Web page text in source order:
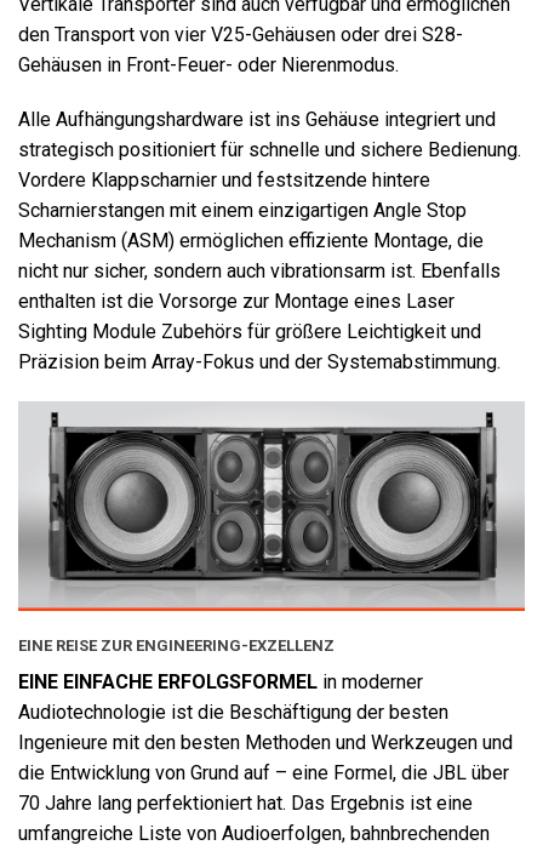
den Transport von vier V25-Gehäusen oder drei S28-
Gehäusen in Front-Feuer- oder Nierenmodus.
Alle Aufhängungshardware ist ins Gehäuse integriert und
strategisch positioniert für schnelle und sichere Bedienung.
Vordere Klappscharnier und festsitzende hintere
Scharnierstangen mit einem einzigartigen Angle Stop
Mechanism (ASM) ermöglichen effiziente Montage, die
nicht nur sicher, sondern auch vibrationsarm ist. Ebenfalls
enthalten ist die Vorsorge zur Montage eines Laser
Sighting Module Zubehörs für größere Leichtigkeit und
Präzision beim Array-Fokus und der Systemabstimmung.
EINE REISE ZUR ENGINEERING-EXZELLENZ
EINE EINFACHE ERFOLGSFORMEL in moderner
Audiotechnologie ist die Beschäftigung der besten
Ingenieure mit den besten Methoden und Werkzeugen und
die Entwicklung von Grund auf – eine Formel, die JBL über
70 Jahre lang perfektioniert hat. Das Ergebnis ist eine
umfangreiche Liste von Audioerfolgen, bahnbrechenden